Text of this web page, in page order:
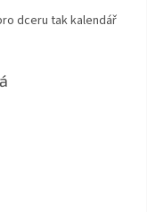
dceru tak kalendář